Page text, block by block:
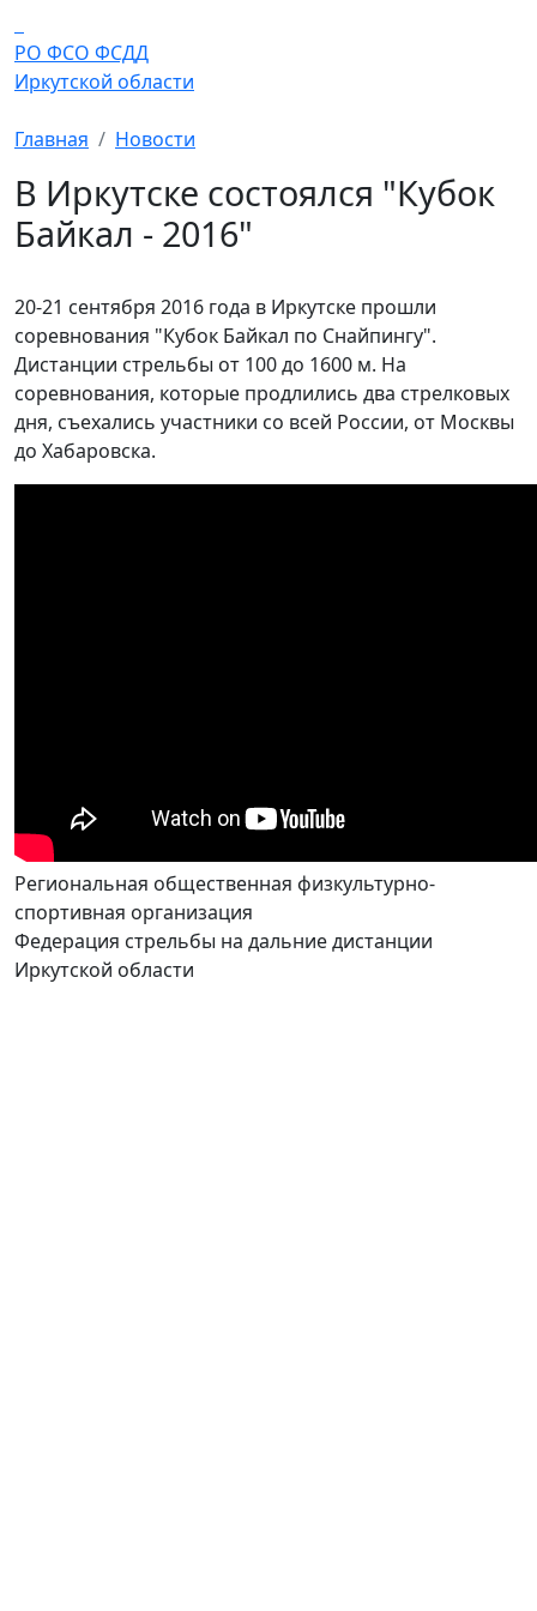
РО ФСО ФСДД
Иркутской области
Главная Новости
В Иркутске состоялся "Кубок
Байкал - 2016"
20-21 сентября 2016 года в Иркутске прошли
соревнования "Кубок Байкал по Снайпингу".
Дистанции стрельбы от 100 до 1600 м. На
соревнования, которые продлились два стрелковых
дня, съехались участники со всей России, от Москвы
до Хабаровска.
Региональная общественная физкультурно-
спортивная организация
Федерация стрельбы на дальние дистанции
Иркутской области